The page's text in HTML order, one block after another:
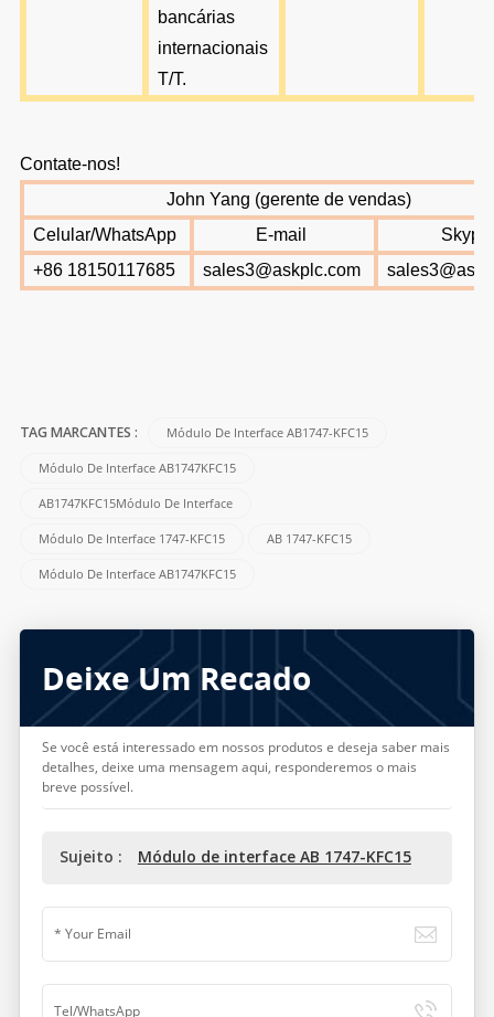
bancárias
internacionais
T/T.
Contate-nos!
John Yang (gerente de vendas)
Celular/WhatsApp
E-mail
Skype
+86 18150117685
sales3@askplc.com
TAG MARCANTES : Módulo De Interface AB1747-KFC15
Módulo De Interface AB1747KFC15
AB1747KFC15Módulo De Interface
Módulo De Interface 1747-KFC15 AB 1747-KFC15
Módulo De Interface AB1747KFC15
Deixe Um Recado
Se você está interessado em nossos produtos e deseja saber mais
detalhes, deixe uma mensagem aqui, responderemos o mais
breve possível.
Sujeito : Módulo de interface AB 1747-KFC15